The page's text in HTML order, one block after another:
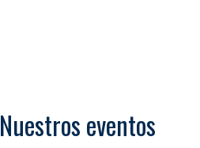
Nuestros eventos